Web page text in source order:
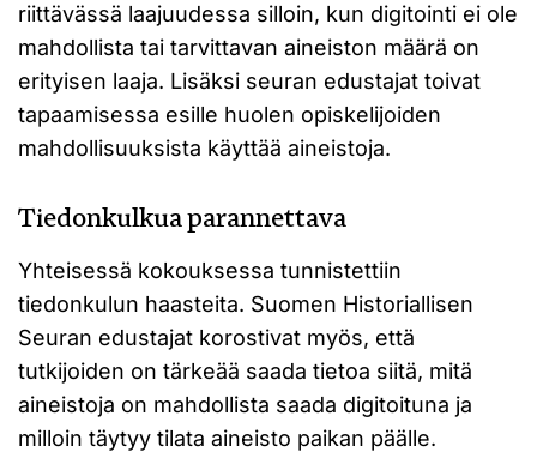
riittävässä laajuudessa silloin, kun digitointi ei ole
mahdollista tai tarvittavan aineiston määrä on
erityisen laaja. Lisäksi seuran edustajat toivat
tapaamisessa esille huolen opiskelijoiden
mahdollisuuksista käyttää aineistoja.
Tiedonkulkua parannettava
Yhteisessä kokouksessa tunnistettiin
tiedonkulun haasteita. Suomen Historiallisen
Seuran edustajat korostivat myös, että
tutkijoiden on tärkeää saada tietoa siitä, mitä
aineistoja on mahdollista saada digitoituna ja
milloin täytyy tilata aineisto paikan päälle.